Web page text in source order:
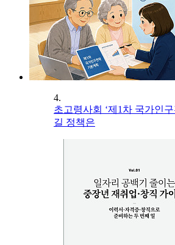
4.
초고령사회 ‘제1차 국가인
길 정책은